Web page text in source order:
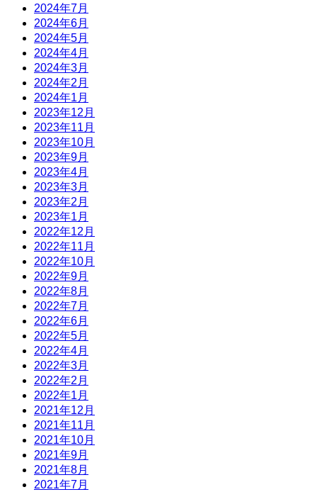
2024年7月
2024年6月
2024年5月
2024年4月
2024年3月
2024年2月
2024年1月
2023年12月
2023年11月
2023年10月
2023年9月
2023年4月
2023年3月
2023年2月
2023年1月
2022年12月
2022年11月
2022年10月
2022年9月
2022年8月
2022年7月
2022年6月
2022年5月
2022年4月
2022年3月
2022年2月
2022年1月
2021年12月
2021年11月
2021年10月
2021年9月
2021年8月
2021年7月